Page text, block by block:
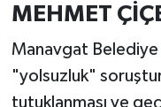
MEHMET
Manavgat Belediye
"yolsuzluk"
tutuklanması ve